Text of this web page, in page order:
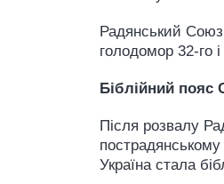
Радянський Союз
голодомор 32-го
Біблійний пояс
Після розвалу
пострадянському
Україна стала